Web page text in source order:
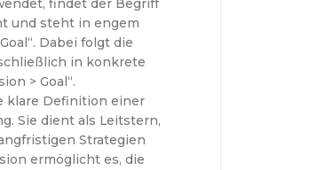
findet der Begriff
und steht in engem
Dabei folgt die
in konkrete
> Goal“.
klare Definition einer
Sie dient als Leitstern,
Strategien
ermöglicht es, die